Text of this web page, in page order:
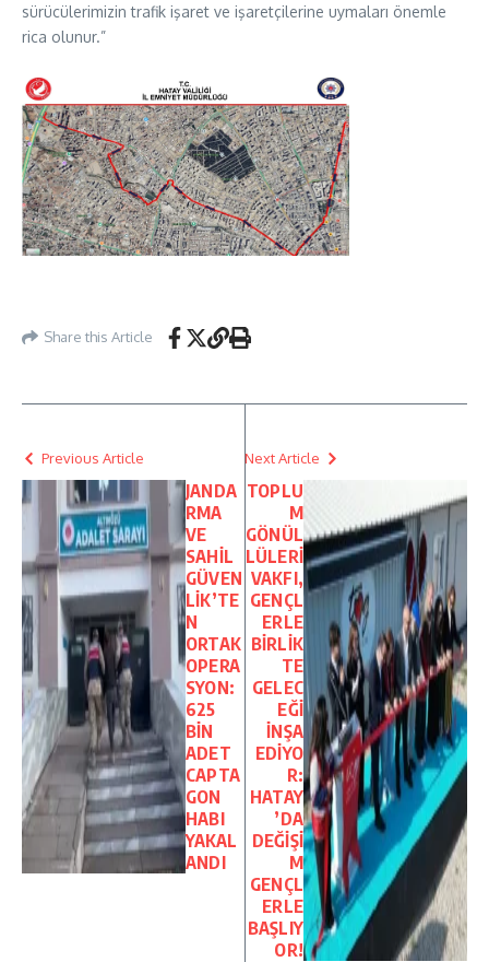
sürücülerimizin trafik işaret ve işaretçilerine uymaları önemle
rica olunur.”
Share this Article
Previous Article
JANDA
RMA
VE
SAHİL
GÜVEN
LİK’TE
N
ORTAK
OPERA
SYON:
625
BİN
ADET
CAPTA
GON
HABI
YAKAL
ANDI
Next Article
TOPLU
M
GÖNÜL
LÜLERİ
VAKFI,
GENÇL
ERLE
BİRLİK
TE
GELEC
EĞİ
İNŞA
EDİYO
R:
HATAY
’DA
DEĞİŞİ
M
GENÇL
ERLE
BAŞLIY
OR!